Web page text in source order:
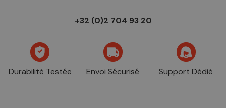
+32 (0)2 704 93 20
Durabilité Testée Envoi Sécurisé Support Dédié